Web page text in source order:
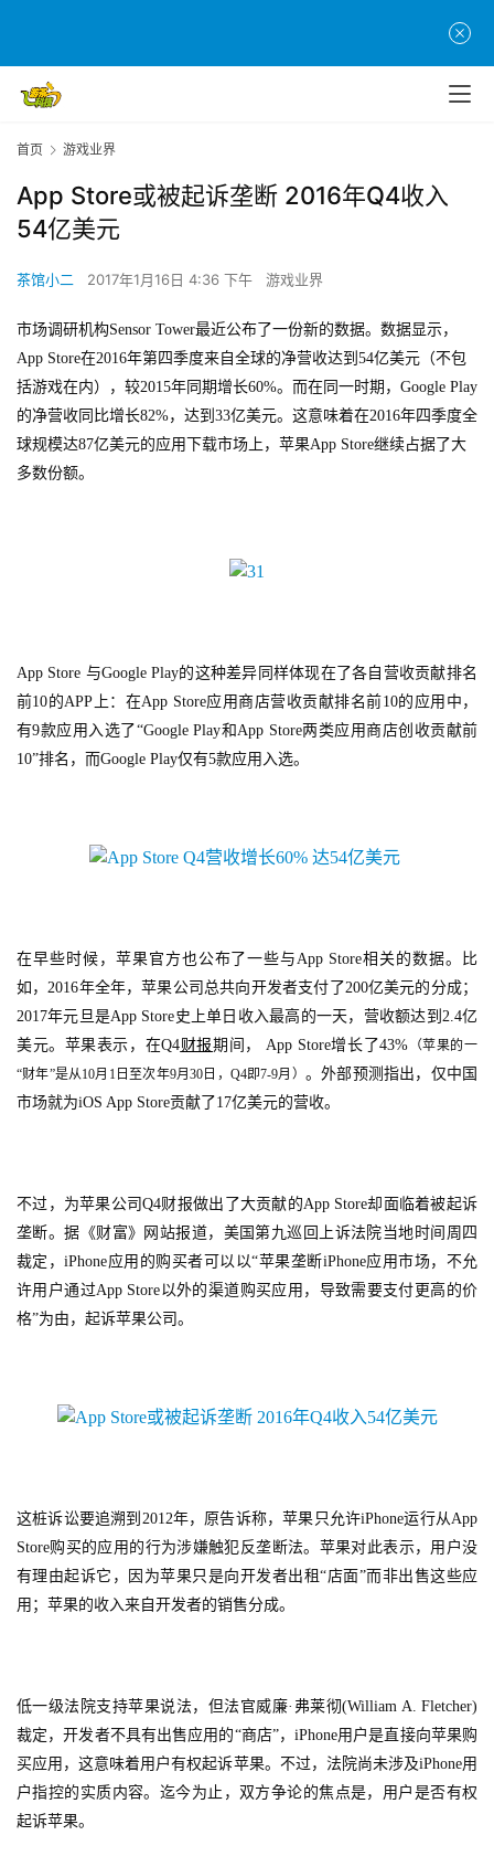
茶
原
创
戏
业
手
机
游
戏
闲
5
第
十
三
届
金
首页 游戏业界
App Store或被起诉垄断 2016年Q4收入
54亿美元
茶馆小二 2017年1月16日 4:36 下午 游戏业界
市场调研机构Sensor Tower最近公布了一份新的数据。数据显示，
App Store在2016年第四季度来自全球的净营收达到54亿美元（不包
括游戏在内），较2015年同期增长60%。而在同一时期，Google Play
的净营收同比增长82%，达到33亿美元。这意味着在2016年四季度全
球规模达87亿美元的应用下载市场上，苹果App Store继续占据了大
多数份额。
App Store 与Google Play的这种差异同样体现在了各自营收贡献排名
前10的APP上：在App Store应用商店营收贡献排名前10的应用中，
有9款应用入选了“Google Play和App Store两类应用商店创收贡献前
10”排名，而Google Play仅有5款应用入选。
在早些时候，苹果官方也公布了一些与App Store相关的数据。比
如，2016年全年，苹果公司总共向开发者支付了200亿美元的分成；
2017年元旦是App Store史上单日收入最高的一天，营收额达到2.4亿
美元。苹果表示，在Q4财报期间， App Store增长了43% （苹果的一
“财年”是从10月1日至次年9月30日，Q4即7-9月） 。外部预测指出，仅中国
市场就为iOS App Store贡献了17亿美元的营收。
不过，为苹果公司Q4财报做出了大贡献的App Store却面临着被起诉
垄断。据《财富》网站报道，美国第九巡回上诉法院当地时间周四
裁定，iPhone应用的购买者可以以“苹果垄断iPhone应用市场，不允
许用户通过App Store以外的渠道购买应用，导致需要支付更高的价
格”为由，起诉苹果公司。
这桩诉讼要追溯到2012年，原告诉称，苹果只允许iPhone运行从App
Store购买的应用的行为涉嫌触犯反垄断法。苹果对此表示，用户没
有理由起诉它，因为苹果只是向开发者出租“店面”而非出售这些应
用；苹果的收入来自开发者的销售分成。
低一级法院支持苹果说法，但法官威廉·弗莱彻(William A. Fletcher)
裁定，开发者不具有出售应用的“商店”，iPhone用户是直接向苹果购
买应用，这意味着用户有权起诉苹果。不过，法院尚未涉及iPhone用
户指控的实质内容。迄今为止，双方争论的焦点是，用户是否有权
起诉苹果。